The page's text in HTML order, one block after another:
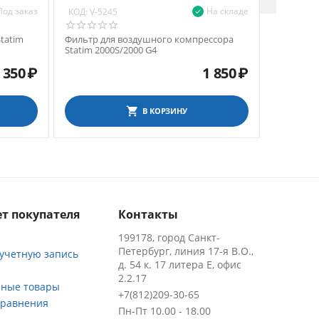
заказ
₽
КОД: V-5245 На складе
Фильтр для воздушного компрессора
Statim 2000S/2000 G4
1 850₽
В КОРЗИНУ
покупателя
запись
товары
Контакты
199178, город Санкт-
Петербург, линия 17-я В.О.,
д. 54 к. 17 литера Е, офис
2.2.17
+7(812)209-30-65
Пн-Пт 10.00 - 18.00